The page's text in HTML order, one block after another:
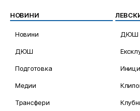
НОВИНИ
Новини
ДЮШ
Подготовка
Медии
Трансфери
ДЮШ